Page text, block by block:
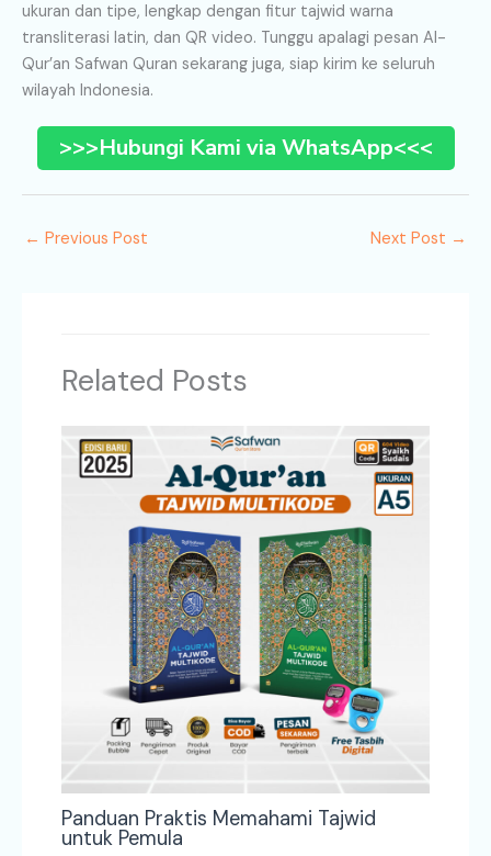
ukuran dan tipe, lengkap dengan fitur tajwid warna
transliterasi latin, dan QR video. Tunggu apalagi pesan Al-
Qur’an Safwan Quran sekarang juga, siap kirim ke seluruh
wilayah Indonesia.
>>>Hubungi Kami via WhatsApp<<<
← Previous Post Next Post →
Related Posts
Panduan Praktis Memahami Tajwid
untuk Pemula